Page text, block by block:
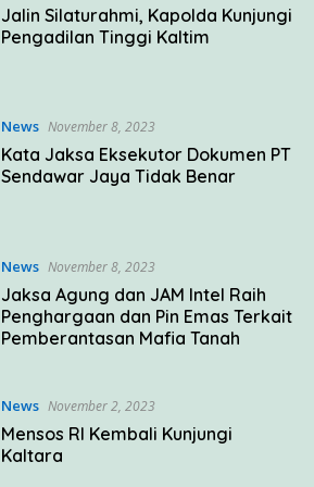
Jalin Silaturahmi, Kapolda Kunjungi
Pengadilan Tinggi Kaltim
News November 8, 2023
Kata Jaksa Eksekutor Dokumen PT
Sendawar Jaya Tidak Benar
News November 8, 2023
Jaksa Agung dan JAM Intel Raih
Penghargaan dan Pin Emas Terkait
Pemberantasan Mafia Tanah
News November 2, 2023
Mensos RI Kembali Kunjungi
Kaltara